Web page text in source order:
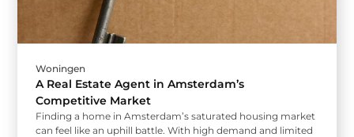
Woningen
A Real Estate Agent in Amsterdam’s
Competitive Market
Finding a home in Amsterdam’s saturated housing market
can feel like an uphill battle. With high demand and limited